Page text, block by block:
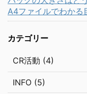
A4ファイルでわかる
カテゴリー
CR活動 (4)
INFO (5)